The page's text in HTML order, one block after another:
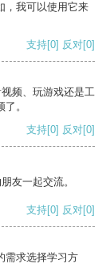
，我可以使用它来
支持[0] 反对[0]
频、玩游戏还是工
。
支持[0] 反对[0]
友一起交流。
支持[0] 反对[0]
需求选择学习方